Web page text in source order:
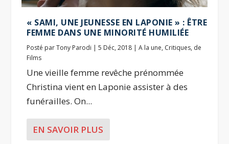
« SAMI, UNE JEUNESSE EN LAPONIE » : ÊTRE
FEMME DANS UNE MINORITÉ HUMILIÉE
Posté parTony Parodi |5 Déc, 2018 |A la une, Critiques, de
Films
Une vieille femme revêche prénommée
Christina vient en Laponie assister à des
funérailles. On...
EN SAVOIR PLUS